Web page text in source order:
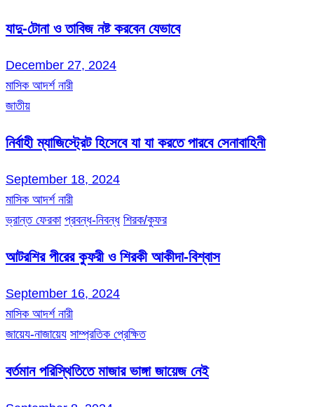
যাদু-টোনা ও তাবিজ নষ্ট করবেন যেভাবে
December 27, 2024
মাসিক আদর্শ নারী
জাতীয়
নির্বাহী ম্যাজিস্ট্রেট হিসেবে যা যা করতে পারবে সেনাবাহিনী
September 18, 2024
মাসিক আদর্শ নারী
ভ্রান্ত ফেরকা প্রবন্ধ-নিবন্ধ শিরক/কুফর
আটরশির পীরের কুফরী ও শিরকী আকীদা-বিশ্বাস
September 16, 2024
মাসিক আদর্শ নারী
জায়েয-নাজায়েয সাম্প্রতিক প্রেক্ষিত
বর্তমান পরিস্থিতিতে মাজার ভাঙ্গা জায়েজ নেই